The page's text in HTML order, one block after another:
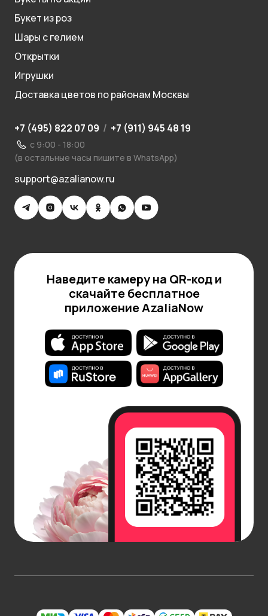
Букет из роз
Шары с гелием
Открытки
Игрушки
Доставка цветов по районам Москвы
+7 (495) 822 07 09 / +7 (911) 945 48 19
с 9:00 - 18:00
(в остальные часы пишите в WhatsApp)
support@azalianow.ru
Наведите камеру на QR-код и
скачайте бесплатное
приложение AzaliaNow